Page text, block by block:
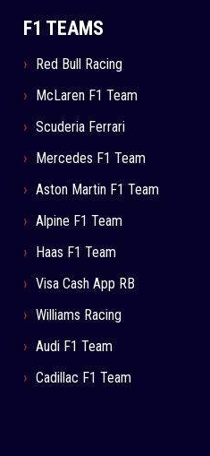
F1 TEAMS
Red Bull Racing
McLaren F1 Team
Scuderia Ferrari
Mercedes F1 Team
Aston Martin F1 Team
Alpine F1 Team
Haas F1 Team
Visa Cash App RB
Williams Racing
Audi F1 Team
Cadillac F1 Team